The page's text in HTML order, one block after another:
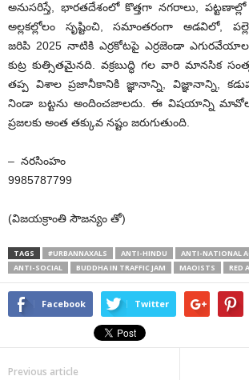
అనుసరిస్తే, భారతదేశంలో కొత్తగా నగరాలు,
అల్లకల్లోలం సృష్టించి, సమాంతరంగా అడవిలో,
జరిపి 2025 నాటికి ఎర్రకోటపై ఎర్రజెండా
కుట్ర కుత్సితమైనది. వక్రబుద్ధి గల వారి మానసిక
తప్ప విశాల ప్రజానీకానికి జ్ఞానాన్ని, విజ్ఞానాన్ని,
నిండా బట్టను అందించజాలదు. ఈ విషయాన్ని మావోలు
ప్రజలకు అంత తక్కువ నష్టం జరుగుతుంది.
– నరసింహం
9985787799
(విజయక్రాంతి సౌజన్యం తో)
TAGS #URBANNAXALS ANTI-HINDU
ANTI-NATIONAL
ANTI-SOCIAL
BUDDHA IN TRAFFIC JAM MAOISTS RED
Facebook Twitter
Previous article